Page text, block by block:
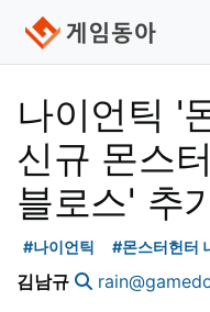
나이언틱 '
신규 몬스
블로스' 추
#나이언틱 #몬스터헌터
김남규